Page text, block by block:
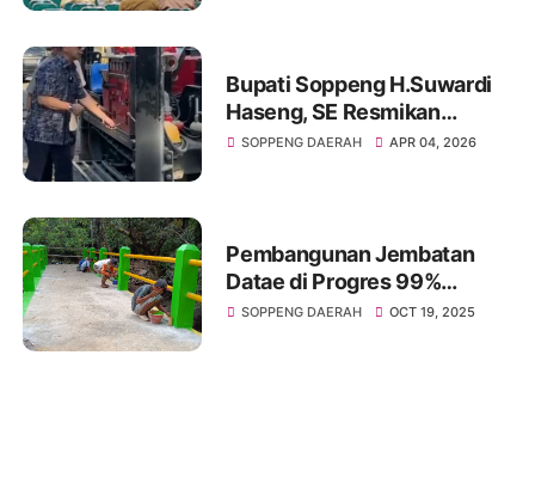
Bupati Soppeng H.Suwardi
Haseng, SE Resmikan
Pemboran Di Tempat
SOPPENG DAERAH APR 04, 2026
Pembangunan Jembatan
Datae di Progres 99%
Habiskan Dana sebesar
SOPPENG DAERAH OCT 19, 2025